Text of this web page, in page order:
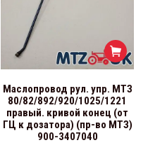
Маслопровод рул. упр. МТЗ
80/82/892/920/1025/1221
правый. кривой конец (от
ГЦ к дозатора) (пр-во МТЗ)
900-3407040